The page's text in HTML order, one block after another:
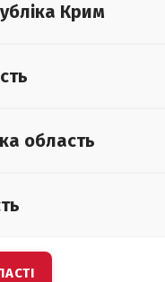
Крим
область